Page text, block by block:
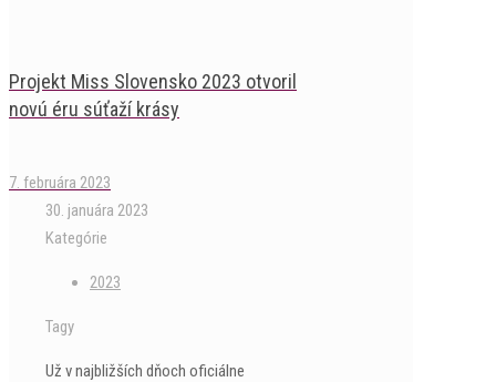
Projekt Miss Slovensko 2023 otvoril
novú éru súťaží krásy
7. februára 2023
30. januára 2023
Kategórie
2023
Tagy
Už v najbližších dňoch oficiálne